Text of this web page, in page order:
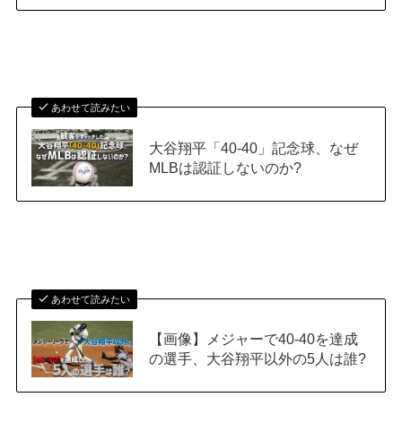
あわせて読みたい
大谷翔平「40-40」記念球、なぜ
MLBは認証しないのか?
あわせて読みたい
【画像】メジャーで40-40を達成
の選手、大谷翔平以外の5人は誰?